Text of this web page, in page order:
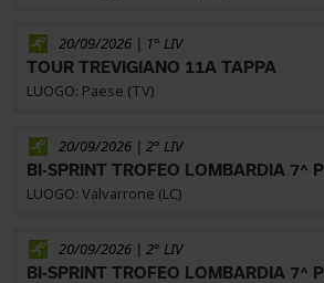
20/09/2026 | 1° LIV
TOUR TREVIGIANO 11A TAPPA
LUOGO: Paese (TV)
20/09/2026 | 2° LIV
LUOGO: Valvarrone (LC)
20/09/2026 | 2° LIV